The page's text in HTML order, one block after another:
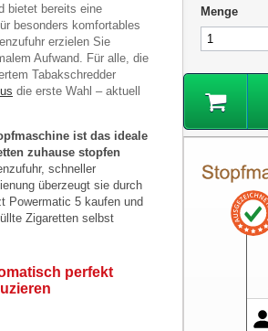
bietet bereits eine
besonders komfortables
erzielen Sie
Aufwand. Für alle, die
Tabakschredder
die erste Wahl – aktuell
ist das ideale
zuhause stopfen
schneller
überzeugt sie durch
Powermatic 5 kaufen und
Zigaretten selbst
perfekt
Menge